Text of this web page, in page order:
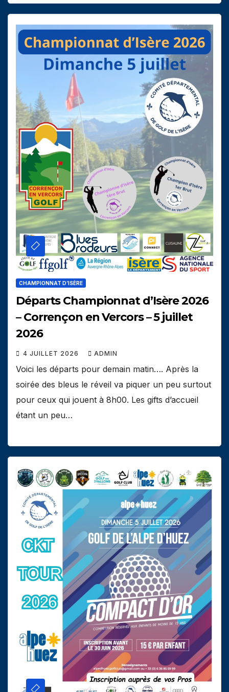
CHAMPIONNAT D’ISÈRE
Départs Championnat d’Isère 2026
– Corrençon en Vercors – 5 juillet
2026
4 JUILLET 2026 ADMIN
Voici les départs pour demain matin…. Après la
soirée des bleus le réveil va piquer un peu surtout
pour ceux qui jouent à 8h00. Les gifts d’accueil
étant un peu…